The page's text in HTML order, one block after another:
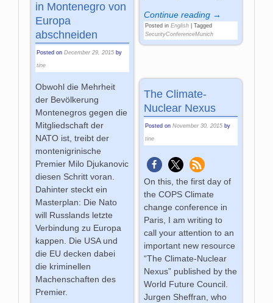
Continue reading →
Posted in English| Tagged
SecurityConferenceMunich
in Montenegro von
Europa
abschneiden
Posted onDecember 29, 2015 by
tine
Obwohl die Mehrheit
der Bevölkerung
Montenegros gegen die
Mitgliedschaft der
NATO ist, treibt der
montenigrinische
Premier Milo Djukanovic
diesen Schritt voran.
Dahinter steckt ein
Masterplan: Die Nato
will Russlands letzte
Verbindung zu Europa
kappen. Die USA und
die EU decken dabei
die kriminellen
Machenschaften des
Premier.
The Climate-
Nuclear Nexus
Posted on November 30, 2015 by
tine
On this, the first day of
the COPS Climate
change conference in
Paris, I am writing to
call your attention to an
important new resource
“The Climate-Nuclear
Nexus” published by the
World Future Council.
Jurgen Sheffran, who